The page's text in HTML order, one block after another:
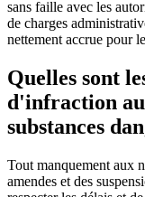
sans faille avec les
de charges
nettement accrue pour
Quelles sont
d'infraction
substances
Tout manquement aux
amendes et des